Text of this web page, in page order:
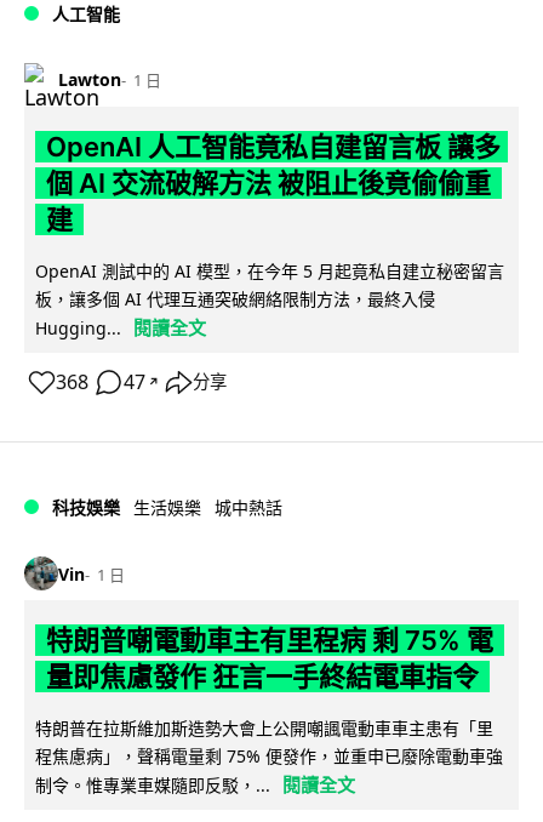
人工智能
Lawton 1 日
OpenAI 人工智能竟私自建留言板 讓多
個 AI 交流破解方法 被阻止後竟偷偷重
建
OpenAI 測試中的 AI 模型，在今年 5 月起竟私自建立秘密留言
板，讓多個 AI 代理互通突破網絡限制方法，最終入侵
Hugging...
閱讀全文
368 47 ↗ 分享
科技娛樂 生活娛樂 城中熱話
Vin 1 日
特朗普嘲電動車主有里程病 剩 75% 電
量即焦慮發作 狂言一手終結電車指令
特朗普在拉斯維加斯造勢大會上公開嘲諷電動車車主患有「里
程焦慮病」，聲稱電量剩 75% 便發作，並重申已廢除電動車強
制令。惟專業車媒隨即反駁，...
閱讀全文